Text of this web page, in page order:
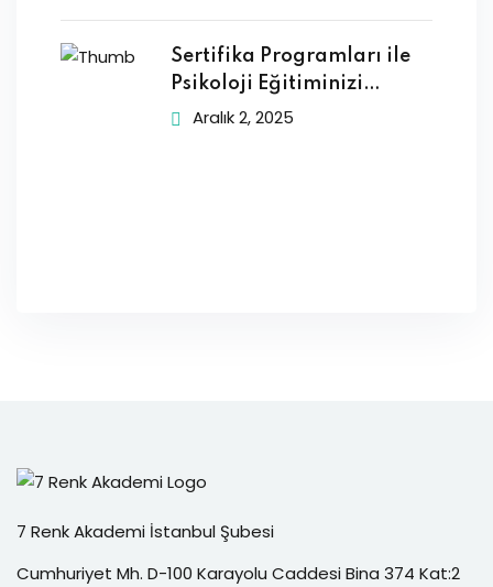
Sertifika Programları ile
Psikoloji Eğitiminizi
Zenginleştirin
Aralık 2, 2025
7 Renk Akademi İstanbul Şubesi
Cumhuriyet Mh. D-100 Karayolu Caddesi Bina 374 Kat:2